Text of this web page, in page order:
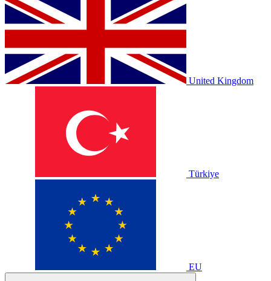
United Kingdom
Türkiye
EU